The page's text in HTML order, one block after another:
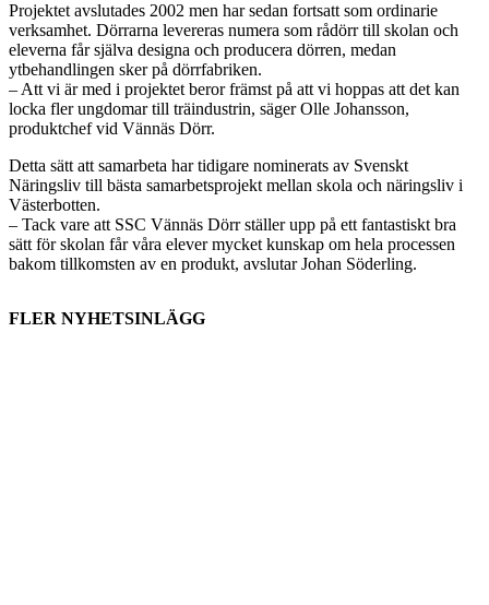
Projektet avslutades 2002 men har sedan fortsatt som ordinarie
verksamhet. Dörrarna levereras numera som rådörr till skolan och
eleverna får själva designa och producera dörren, medan
ytbehandlingen sker på dörrfabriken.
– Att vi är med i projektet beror främst på att vi hoppas att det kan
locka fler ungdomar till träindustrin, säger Olle Johansson,
produktchef vid Vännäs Dörr.
Detta sätt att samarbeta har tidigare nominerats av Svenskt
Näringsliv till bästa samarbetsprojekt mellan skola och näringsliv i
Västerbotten.
– Tack vare att SSC Vännäs Dörr ställer upp på ett fantastiskt bra
sätt för skolan får våra elever mycket kunskap om hela processen
bakom tillkomsten av en produkt, avslutar Johan Söderling.
FLER NYHETSINLÄGG